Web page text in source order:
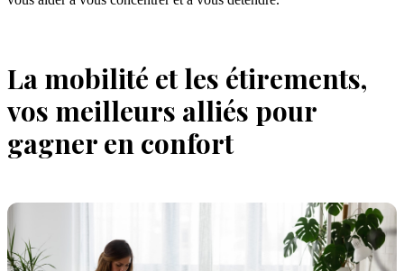
La mobilité et les étirements,
vos meilleurs alliés pour
gagner en confort